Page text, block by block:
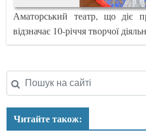
Аматорський театр, що діє
відзначає 10-річчя творчої
Читайте також: